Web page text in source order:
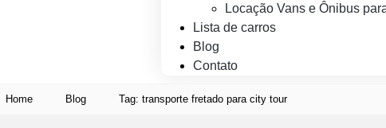
Locação Vans e Ônibus
Lista de carros
Blog
Contato
Home Blog Tag: transporte fretado para city tour